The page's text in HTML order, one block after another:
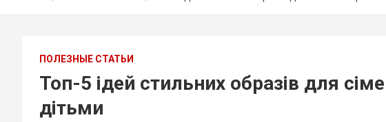
ПОЛЕЗНЫЕ СТАТЬИ
Топ-5 ідей стильних образів для
дітьми